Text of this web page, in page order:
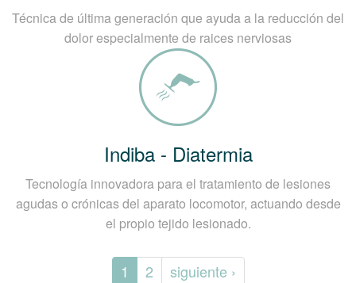
Técnica de última generación que ayuda a la reducción del
dolor especialmente de raices nerviosas
Indiba - Diatermia
Tecnología innovadora para el tratamiento de lesiones
agudas o crónicas del aparato locomotor, actuando desde
el propio tejido lesionado.
1 2 siguiente ›